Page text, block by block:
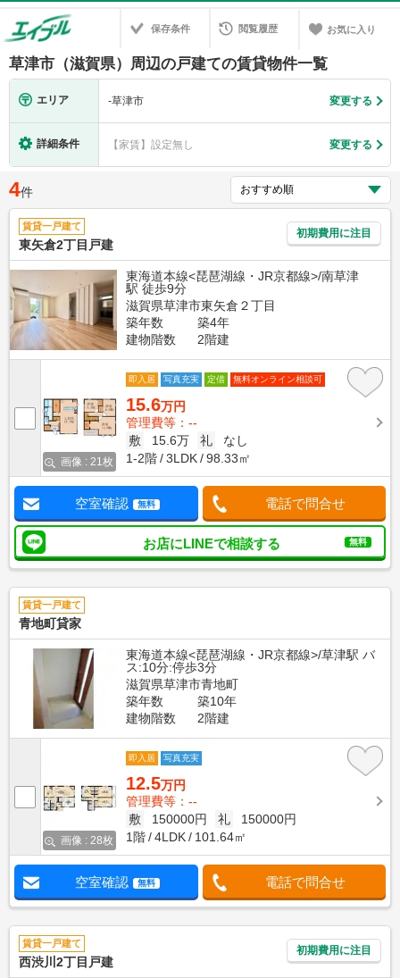
保存条件 閲覧履歴 お気に入り
草津市（滋賀県）周辺の戸建ての賃貸物件一覧
エリア -草津市 変更する
詳細条件 【家賃】設定無し 変更する
4件
賃貸一戸建て
東矢倉2丁目戸建
初期費用に注目
東海道本線<琵琶湖線・JR京都線>/南草津
駅 徒歩9分
滋賀県草津市東矢倉２丁目
築年数
築4年
建物階数
2階建
画像 : 21枚
即入居 写真充実 定借 無料オンライン相談可
15.6万円
管理費等：--
敷
15.6万 礼
なし
1-2階
3LDK 98.33㎡
空室確認 無料 電話で問合せ
お店にLINEで相談する 無料
賃貸一戸建て
青地町貸家
東海道本線<琵琶湖線・JR京都線>/草津駅 バ
ス:10分:停歩3分
滋賀県草津市青地町
築年数
築10年
建物階数
2階建
画像 : 28枚
即入居 写真充実
12.5万円
管理費等：--
敷
150000円 礼
150000円
1階
4LDK 101.64㎡
空室確認 無料 電話で問合せ
賃貸一戸建て
西渋川2丁目戸建
初期費用に注目